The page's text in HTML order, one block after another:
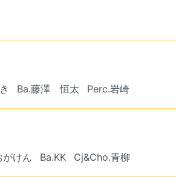
Ba.藤澤 恒太 Perc.岩崎
がけん Ba.KK Cj&Cho.青柳